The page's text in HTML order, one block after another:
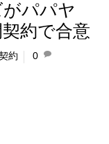
パパヤ
約で合意
約 0